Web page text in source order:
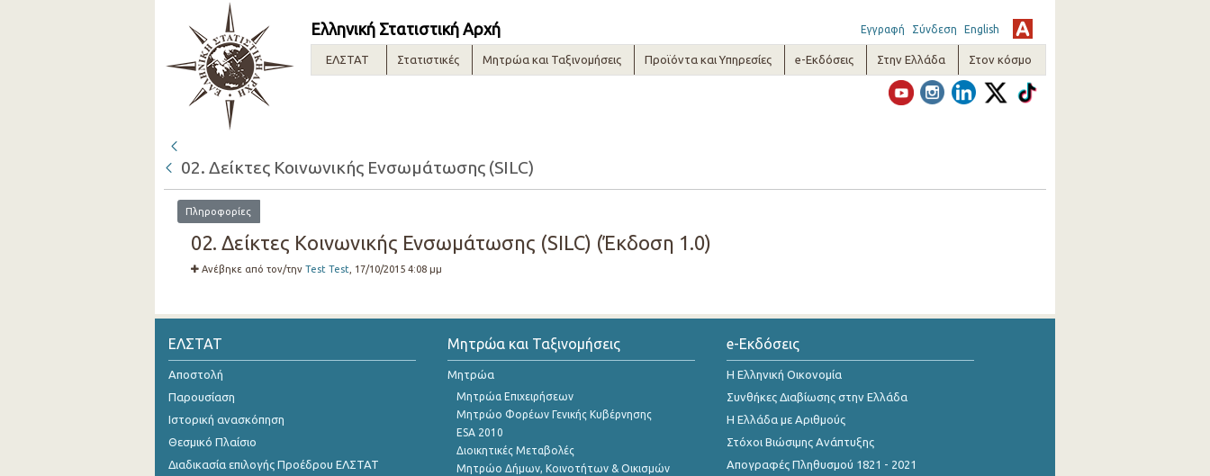
Ελληνική Στατιστική Αρχή Εγγραφή Σύνδεση English
ΕΛΣΤΑΤ Στατιστικές Μητρώα και Ταξινομήσεις Προϊόντα και Υπηρεσίες e-Εκδόσεις Στην Ελλάδα Στον κόσμο
02. Δείκτες Κοινωνικής Ενσωμάτωσης (SILC)
Πληροφορίες
02. Δείκτες Κοινωνικής Ενσωμάτωσης (SILC) (Έκδοση 1.0)
Ανέβηκε από τον/την Test Test , 17/10/2015 4:08 μμ
ΕΛΣΤΑΤ
Αποστολή
Παρουσίαση
Ιστορική ανασκόπηση
Θεσμικό Πλαίσιο
Διαδικασία επιλογής Προέδρου ΕΛΣΤΑΤ
Μητρώα και Ταξινομήσεις
Μητρώα
Μητρώα Επιχειρήσεων
Μητρώο Φορέων Γενικής Κυβέρνησης
ESA 2010
Διοικητικές Μεταβολές
Μητρώο Δήμων, Κοινοτήτων & Οικισμών
e-Εκδόσεις
Η Ελληνική Οικονομία
Συνθήκες Διαβίωσης στην Ελλάδα
Η Ελλάδα με Αριθμούς
Στόχοι Βιώσιμης Ανάπτυξης
Απογραφές Πληθυσμού 1821 - 2021